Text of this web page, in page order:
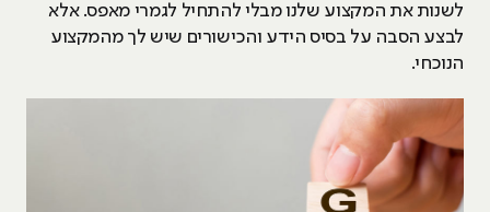
לשנות את המקצוע שלנו מבלי להתחיל לגמרי מאפס. אלא
לבצע הסבה על בסיס הידע והכישורים שיש לך מהמקצוע
הנוכחי.